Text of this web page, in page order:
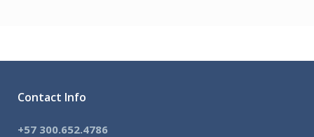
Contact Info
+57 300.652.4786